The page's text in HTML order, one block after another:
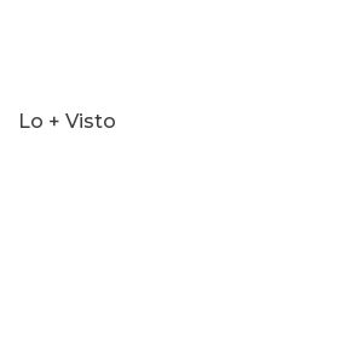
Lo + Visto